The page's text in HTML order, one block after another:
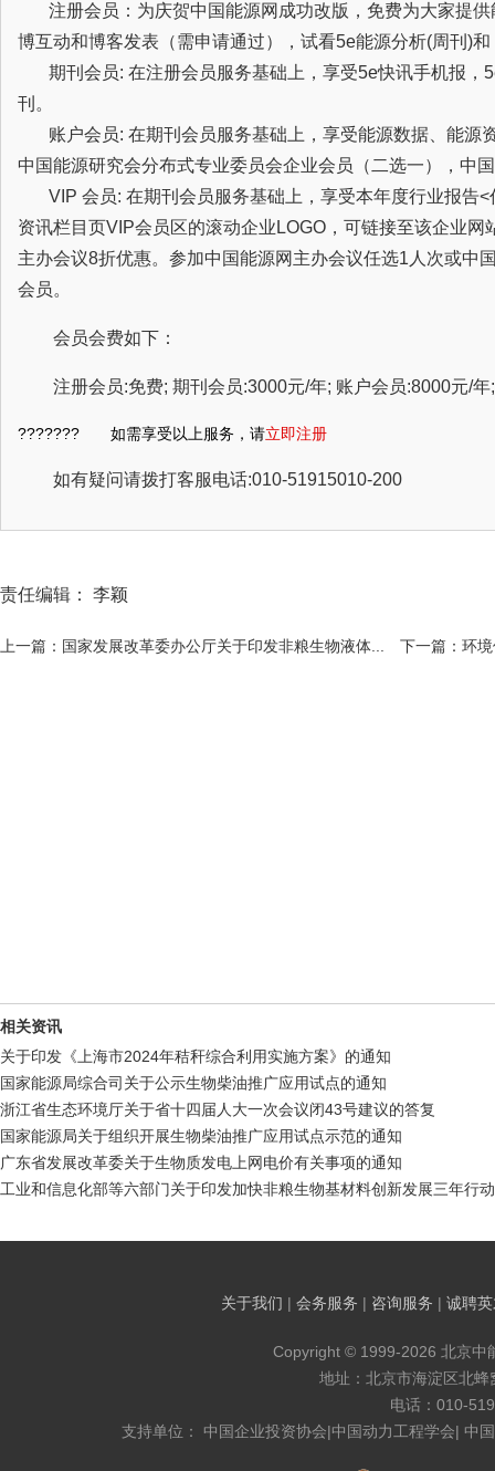
注册会员：为庆贺中国能源网成功改版，免费为大家提供
博互动和博客发表（需申请通过），试看5e能源分析(周刊)
期刊会员: 在注册会员服务基础上，享受5e快讯手机报，
刊。
账户会员: 在期刊会员服务基础上，享受能源数据、能源
中国能源研究会分布式专业委员会企业会员（二选一），中
VIP 会员: 在期刊会员服务基础上，享受本年度行业报告<
资讯栏目页VIP会员区的滚动企业LOGO，可链接至该企业
主办会议8折优惠。参加中国能源网主办会议任选1人次或中
会员。
会员会费如下：
注册会员:免费; 期刊会员:3000元/年; 账户会员:8000元/
??????? 如需享受以上服务，请立即注册
如有疑问请拨打客服电话:010-51915010-200
责任编辑： 李颖
上一篇：国家发展改革委办公厅关于印发非粮生物液体... 下一篇：环
相关资讯
关于印发《上海市2024年秸秆综合利用实施方案》的通知
国家能源局综合司关于公示生物柴油推广应用试点的通知
浙江省生态环境厅关于省十四届人大一次会议闭43号建议的答复
国家能源局关于组织开展生物柴油推广应用试点示范的通知
广东省发展改革委关于生物质发电上网电价有关事项的通知
工业和信息化部等六部门关于印发加快非粮生物基材料创新发展三年行
关于我们 | 会务服务 | 咨询服务 | 诚聘
Copyright © 1999-2026 北京中
地址：北京市海淀区北
电话：010-
支持单位： 中国企业投资协会|中国动力工程学会| 中